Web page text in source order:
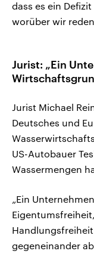
dass es ein
worüber wir
Jurist: „Ein
Jurist Michael
Deutsches und
US-Autobauer
Wassermengen
„Ein
gegeneinander